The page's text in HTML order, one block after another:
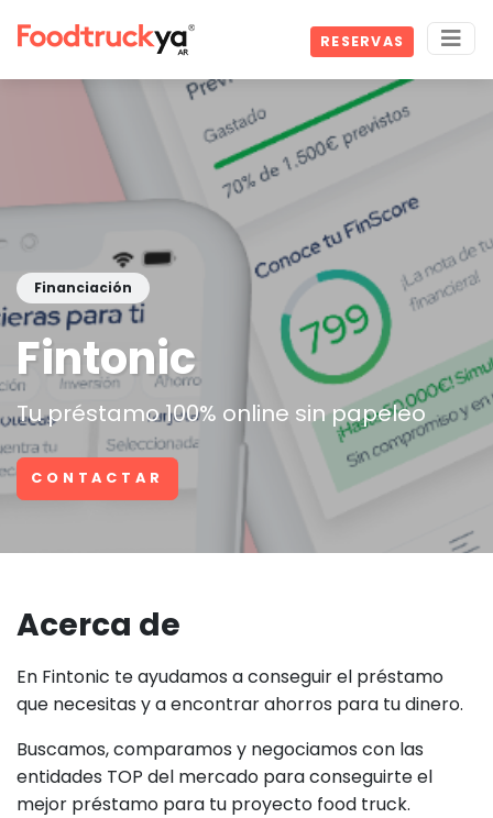
RESERVAS
Financiación
Fintonic
Tu préstamo 100% online sin papeleo
CONTACTAR
Acerca de
En Fintonic te ayudamos a conseguir el préstamo
que necesitas y a encontrar ahorros para tu dinero.
Buscamos, comparamos y negociamos con las
entidades TOP del mercado para conseguirte el
mejor préstamo para tu proyecto food truck.